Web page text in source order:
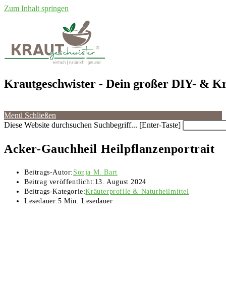
Zum Inhalt springen
Krautgeschwister - Dein großer DIY- &
Menü Schließen
Diese Website durchsuchen Suchbegriff... [Enter-Taste]
Acker-Gauchheil Heilpflanzenportrait
Beitrags-Autor: Sonja M. Bart
Beitrag veröffentlicht: 13. August 2024
Beitrags-Kategorie:Kräuterprofile & Naturheilmittel
Lesedauer:5 Min. Lesedauer